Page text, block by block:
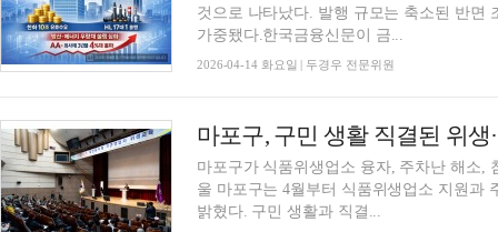
것으로 나타났다. 발행 규모는 축소된 반면
가중됐다.한국금융신문이 금...
2026-04-14 화요일 | 두경우 전문위원
마포구가 식품위생업소 융자, 주차난 해소,
울 마포구는 4월부터 식품위생업소 지원과
밝혔다. 구민 생활과 직결...